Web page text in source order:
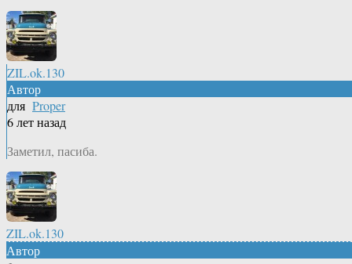
ZIL.ok.130
Автор
для Proper
6 лет назад
Заметил, пасиба.
ZIL.ok.130
Автор